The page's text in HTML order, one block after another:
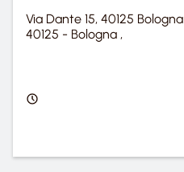
Via Dante 15, 40125 Bologna
40125 - Bologna ,